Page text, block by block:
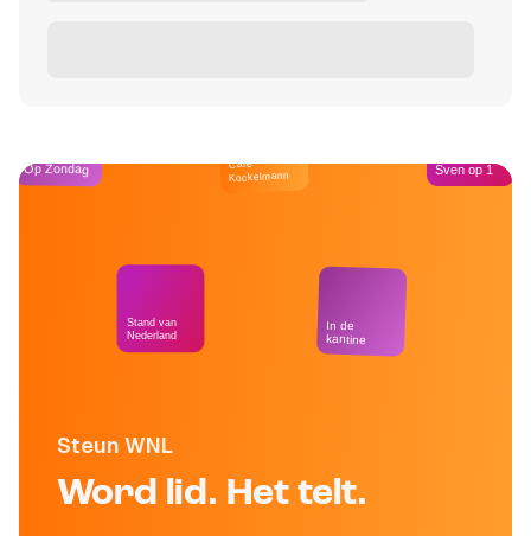
Steun WNL
Word lid. Het telt.
Op Zondag
Stand van
Nederland
Café
Kockelmann
In de
kantine
Sven op 1